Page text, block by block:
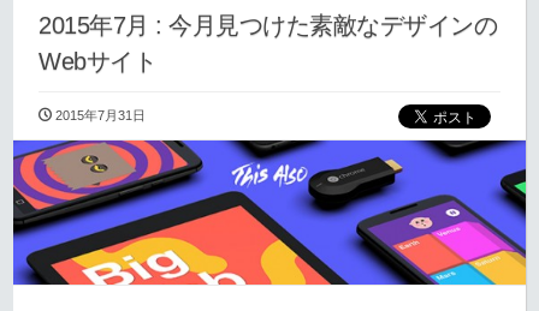
2015年7月 : 今月見つけた素敵なデザインの
Webサイト
2015年7月31日